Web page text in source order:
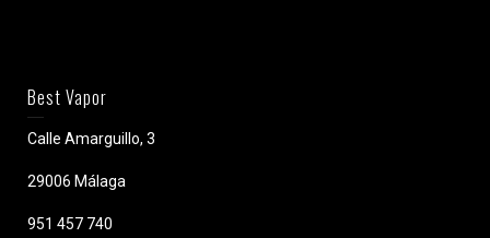
Best Vapor
Calle Amarguillo, 3
29006 Málaga
951 457 740